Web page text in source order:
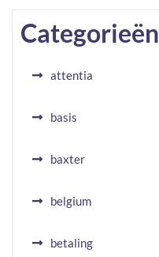
Categorieën
attentia
basis
baxter
belgium
betaling